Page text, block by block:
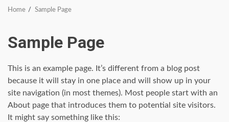
Home Sample Page
Sample Page
This is an example page. It’s different from a blog post
because it will stay in one place and will show up in your
site navigation (in most themes). Most people start with an
About page that introduces them to potential site visitors.
It might say something like this: